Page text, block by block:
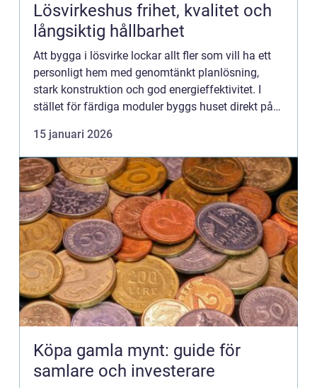
Lösvirkeshus frihet, kvalitet och
långsiktig hållbarhet
Att bygga i lösvirke lockar allt fler som vill ha ett
personligt hem med genomtänkt planlösning,
stark konstruktion och god energieffektivitet. I
stället för färdiga moduler byggs huset direkt på
ka...
15 januari 2026
Köpa gamla mynt: guide för
samlare och investerare